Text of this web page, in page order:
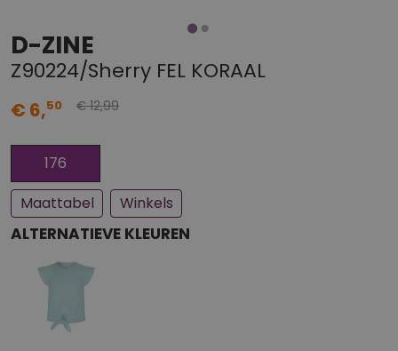
D-ZINE
Z90224/Sherry FEL KORAAL
€ 6,50 € 12,99
Een paar stuks op voorraad
Bijna uitverkocht
176
Maattabel
Winkels
ALTERNATIEVE KLEUREN